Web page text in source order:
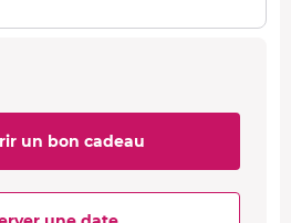
un bon cadeau